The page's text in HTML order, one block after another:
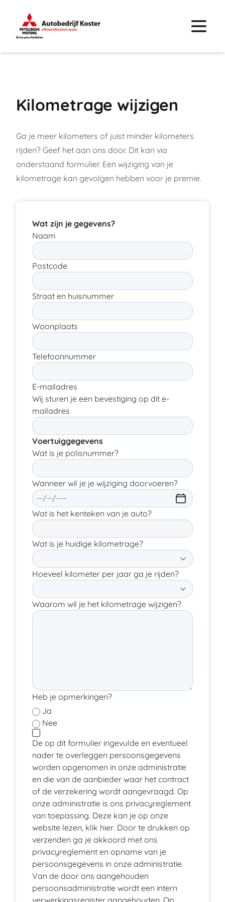
Kilometrage wijzigen
Ga je meer kilometers of juist minder kilometers
rijden? Geef het aan ons door. Dit kan via
onderstaand formulier. Een wijziging van je
kilometrage kan gevolgen hebben voor je premie.
Wat zijn je gegevens?
Naam
Postcode
Straat en huisnummer
Woonplaats
Telefoonnummer
E-mailadres
Wij sturen je een bevestiging op dit e-
mailadres
Voertuiggegevens
Wat is je polisnummer?
Wanneer wil je je wijziging doorvoeren?
Wat is het kenteken van je auto?
Wat is je huidige kilometrage?
Hoeveel kilometer per jaar ga je rijden?
Waarom wil je het kilometrage wijzigen?
Heb je opmerkingen?
Ja
Nee
De op dit formulier ingevulde en eventueel
nader te overleggen persoonsgegevens
worden opgenomen in onze administratie
en die van de aanbieder waar het contract
of de verzekering wordt aangevraagd. Op
onze administratie is ons privacyreglement
van toepassing. Deze kan je op onze
website lezen, klik hier. Door te drukken op
verzenden ga je akkoord met ons
privacyreglement en opname van je
persoonsgegevens in onze administratie.
Van de door ons aangehouden
persoonsadministratie wordt een intern
verwerkingsregister aangehouden. Op